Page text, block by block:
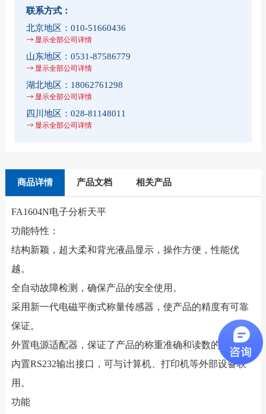
联系方式：
北京地区： 010-51660436
显示全部公司详情
山东地区： 0531-87586779
显示全部公司详情
湖北地区： 18062761298
显示全部公司详情
四川地区： 028-81148011
显示全部公司详情
商品详情 产品文档 相关产品
FA1604N电子分析天平
功能特性：
结构新颖，超大柔和背光液晶显示，操作方便，性能优
越。
全自动故障检测，确保产品的安全使用。
采用新一代电磁平衡式称量传感器，使产品的精度有可靠
保证。
外置电源适配器，保证了产品的称重准确和读数的精确。
内置RS232输出接口，可与计算机、打印机等外部设备联
用。
功能